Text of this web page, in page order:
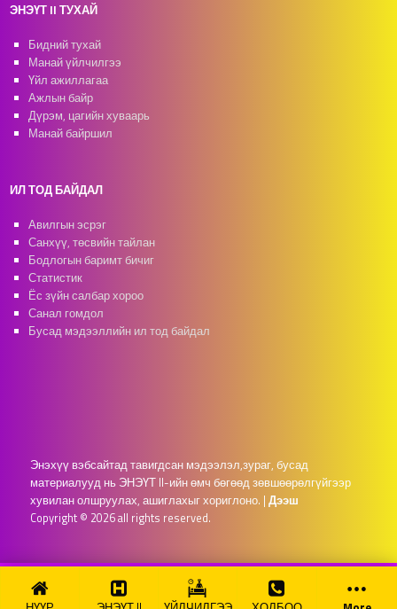
ЭНЭҮТ II ТУХАЙ
Бидний тухай
Манай үйлчилгээ
Үйл ажиллагаа
Ажлын байр
Дүрэм, цагийн хуваарь
Манай байршил
ИЛ ТОД БАЙДАЛ
Авилгын эсрэг
Санхүү, төсвийн тайлан
Бодлогын баримт бичиг
Статистик
Ёс зүйн салбар хороо
Санал гомдол
Бусад мэдээллийн ил тод байдал
Энэхүү вэбсайтад тавигдсан мэдээлэл,зураг, бусад
материалууд нь ЭНЭҮТ II-ийн өмч бөгөөд зөвшөөрөлгүйгээр
хувилан олшруулах, ашиглахыг хориглоно. | Дээш
Copyright © 2026 all rights reserved.